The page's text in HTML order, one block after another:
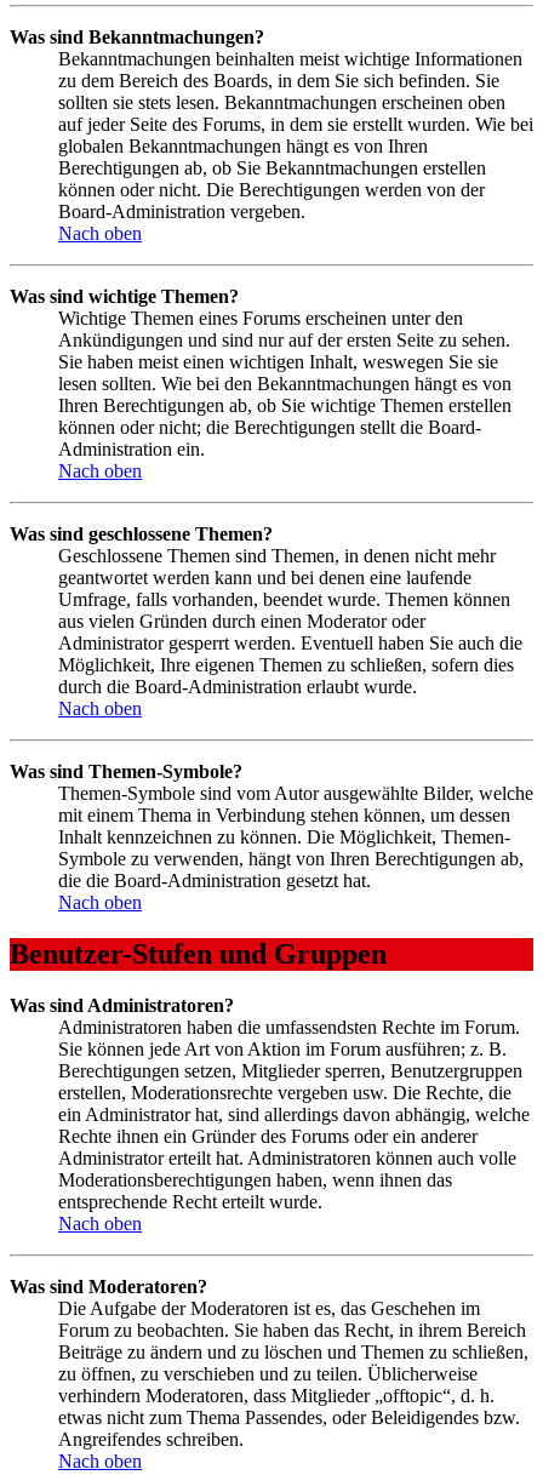
Was sind Bekanntmachungen?
Bekanntmachungen beinhalten meist wichtige Informationen
zu dem Bereich des Boards, in dem Sie sich befinden. Sie
sollten sie stets lesen. Bekanntmachungen erscheinen oben
auf jeder Seite des Forums, in dem sie erstellt wurden. Wie bei
globalen Bekanntmachungen hängt es von Ihren
Berechtigungen ab, ob Sie Bekanntmachungen erstellen
können oder nicht. Die Berechtigungen werden von der
Board-Administration vergeben.
Nach oben
Was sind wichtige Themen?
Wichtige Themen eines Forums erscheinen unter den
Ankündigungen und sind nur auf der ersten Seite zu sehen.
Sie haben meist einen wichtigen Inhalt, weswegen Sie sie
lesen sollten. Wie bei den Bekanntmachungen hängt es von
Ihren Berechtigungen ab, ob Sie wichtige Themen erstellen
können oder nicht; die Berechtigungen stellt die Board-
Administration ein.
Nach oben
Was sind geschlossene Themen?
Geschlossene Themen sind Themen, in denen nicht mehr
geantwortet werden kann und bei denen eine laufende
Umfrage, falls vorhanden, beendet wurde. Themen können
aus vielen Gründen durch einen Moderator oder
Administrator gesperrt werden. Eventuell haben Sie auch die
Möglichkeit, Ihre eigenen Themen zu schließen, sofern dies
durch die Board-Administration erlaubt wurde.
Nach oben
Was sind Themen-Symbole?
Themen-Symbole sind vom Autor ausgewählte Bilder, welche
mit einem Thema in Verbindung stehen können, um dessen
Inhalt kennzeichnen zu können. Die Möglichkeit, Themen-
Symbole zu verwenden, hängt von Ihren Berechtigungen ab,
die die Board-Administration gesetzt hat.
Nach oben
Benutzer-Stufen und Gruppen
Was sind Administratoren?
Administratoren haben die umfassendsten Rechte im Forum.
Sie können jede Art von Aktion im Forum ausführen; z. B.
Berechtigungen setzen, Mitglieder sperren, Benutzergruppen
erstellen, Moderationsrechte vergeben usw. Die Rechte, die
ein Administrator hat, sind allerdings davon abhängig, welche
Rechte ihnen ein Gründer des Forums oder ein anderer
Administrator erteilt hat. Administratoren können auch volle
Moderationsberechtigungen haben, wenn ihnen das
entsprechende Recht erteilt wurde.
Nach oben
Was sind Moderatoren?
Die Aufgabe der Moderatoren ist es, das Geschehen im
Forum zu beobachten. Sie haben das Recht, in ihrem Bereich
Beiträge zu ändern und zu löschen und Themen zu schließen,
zu öffnen, zu verschieben und zu teilen. Üblicherweise
verhindern Moderatoren, dass Mitglieder „offtopic“, d. h.
etwas nicht zum Thema Passendes, oder Beleidigendes bzw.
Angreifendes schreiben.
Nach oben